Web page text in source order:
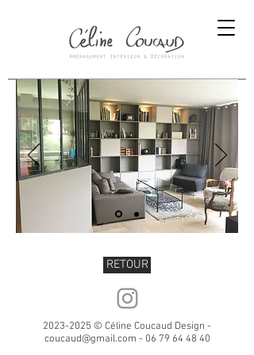
RETOUR
2023-2025 © Céline Coucaud Design -
coucaud@gmail.com - 06 79 64 48 40